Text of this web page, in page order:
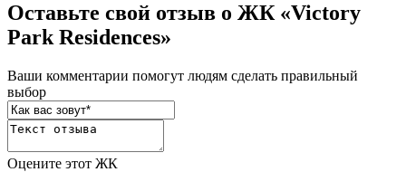
Оставьте свой отзыв о ЖК «Victory
Park Residences»
Ваши комментарии помогут людям сделать правильный
выбор
Оцените этот ЖК